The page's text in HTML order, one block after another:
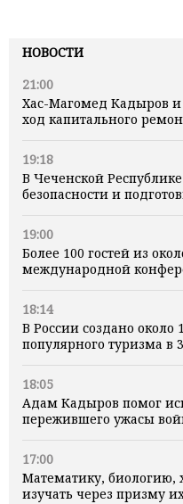
НОВОСТИ
21:00
Хас-Магомед Кадыров
ход капитального
19:18
В Чеченской
безопасности и
19:00
Более 100 гостей из
международной
18:14
В России создано
популярного туризма в
18:05
Адам Кадыров помог
пережившего ужасы
17:00
Математику,
изучать через призму